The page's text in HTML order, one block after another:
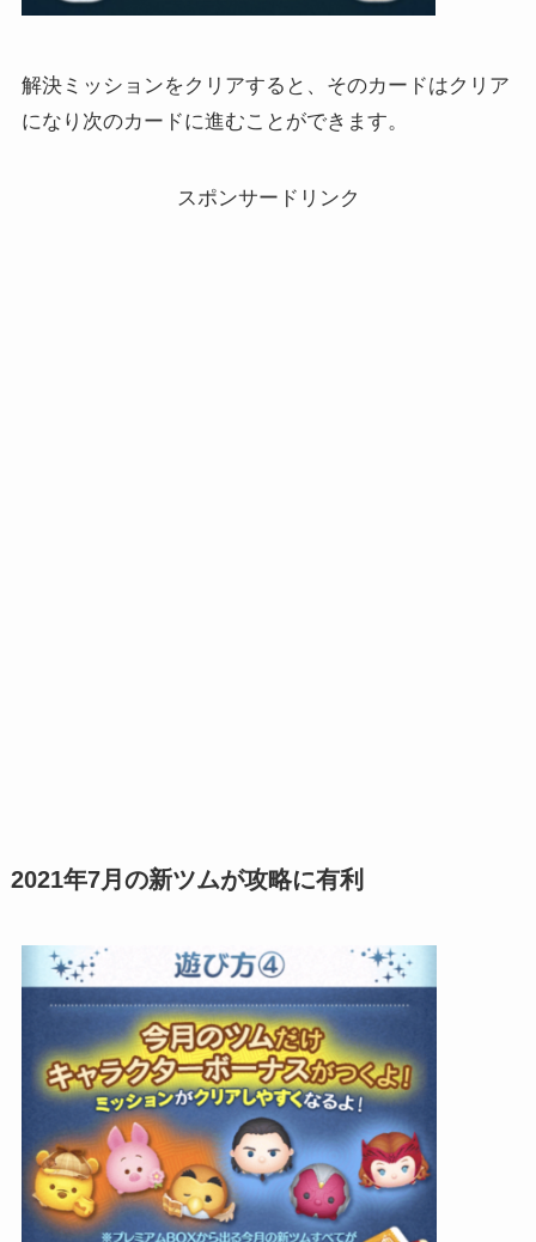
解決ミッションをクリアすると、そのカードはクリア
になり次のカードに進むことができます。
スポンサードリンク
2021年7月の新ツムが攻略に有利